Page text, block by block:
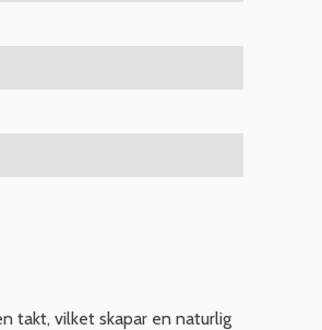
takt, vilket skapar en naturlig